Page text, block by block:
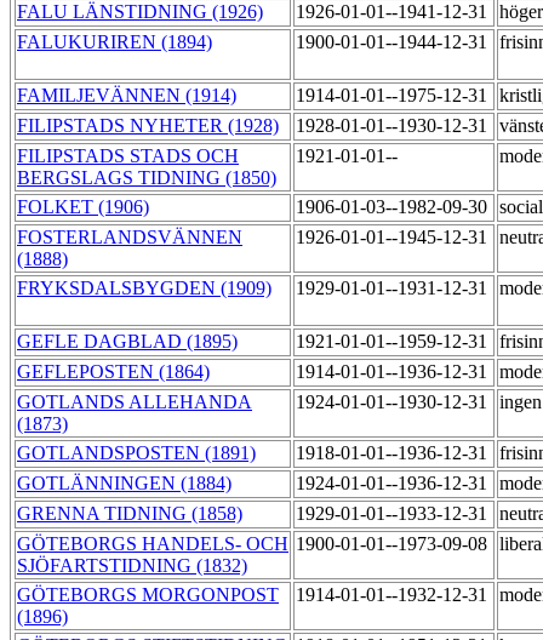
FALU LÄNSTIDNING (1926)
1926-01-01--1941-12-31
FALUKURIREN (1894)
1900-01-01--1944-12-31
FAMILJEVÄNNEN (1914) 1914-01-01--1975-12-31
FILIPSTADS NYHETER (1928)
1928-01-01--1930-12-31
FILIPSTADS STADS OCH
BERGSLAGS TIDNING (1850)
1921-01-01--
FOLKET (1906) 1906-01-03--1982-09-30
FOSTERLANDSVÄNNEN
(1888)
1926-01-01--1945-12-31
FRYKSDALSBYGDEN (1909) 1929-01-01--1931-12-31
GEFLE DAGBLAD (1895) 1921-01-01--1959-12-31
GEFLEPOSTEN (1864)
1914-01-01--1936-12-31
GOTLANDS ALLEHANDA
(1873)
1924-01-01--1930-12-31
GOTLANDSPOSTEN (1891) 1918-01-01--1936-12-31
GOTLÄNNINGEN (1884)
1924-01-01--1936-12-31
GRENNA TIDNING (1858)
1929-01-01--1933-12-31
GÖTEBORGS HANDELS- OCH
SJÖFARTSTIDNING (1832)
1900-01-01--1973-09-08
GÖTEBORGS MORGONPOST
(1896)
1914-01-01--1932-12-31